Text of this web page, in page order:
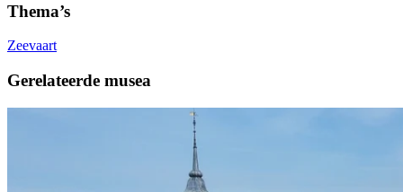
Thema’s
Zeevaart
Gerelateerde musea